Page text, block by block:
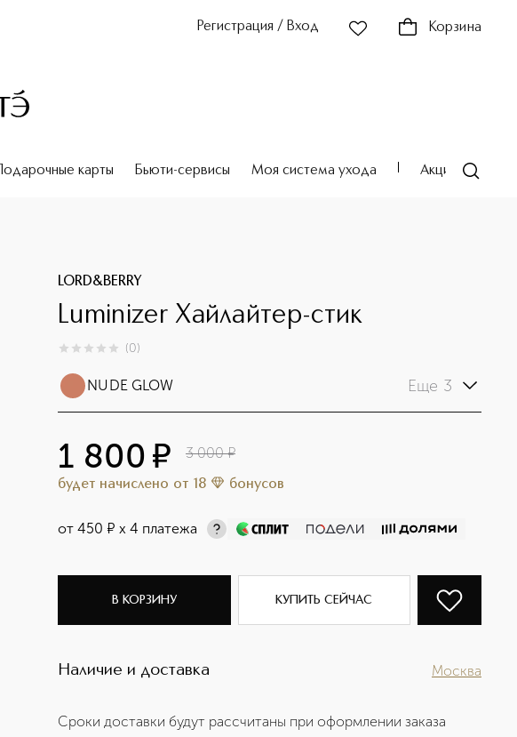
Регистрация / Вход Корзина
Подарочные карты Бьюти-сервисы Моя система ухода Акции
LORD&BERRY
Luminizer Хайлайтер-стик
0из 0 (0)
NUDE GLOW Еще 3
1 800 ¤ 3 000 ¤
будет начислено от 18 бонусов
от450 ¤ х 4 платежа
В КОРЗИНУ КУПИТЬ СЕЙЧАС
Наличие и доставка Москва
Сроки доставки будут рассчитаны при оформлении заказа